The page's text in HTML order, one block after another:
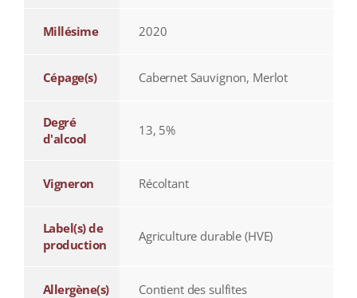
Millésime 2020
Cépage(s) Cabernet Sauvignon, Merlot
Degré
d'alcool
13, 5%
Vigneron Récoltant
Label(s) de
production
Agriculture durable (HVE)
Allergène(s) Contient des sulfites